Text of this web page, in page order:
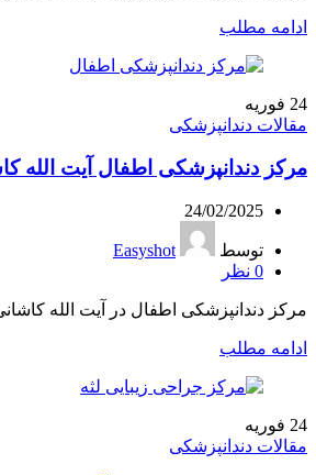
ادامه مطلب
24 فوریه
مقالات دندانپزشکی
مرکز دندانپزشکی اطفال آیت الله
24/02/2025
توسط
Easyshot
0 نظر
مرکز دندانپزشکی اطفال در آیت الله
ادامه مطلب
24 فوریه
مقالات دندانپزشکی